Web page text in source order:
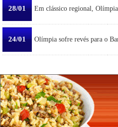
28/01 Em clássico regional,
24/01 Olímpia sofre revés para o